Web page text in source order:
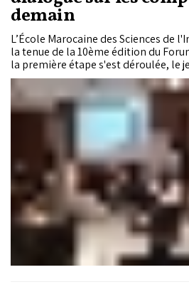
demain
L’École Marocaine des Sciences de
la tenue de la 10ème édition du
la première étape s'est déroulée, le
Rabat, au Four Seasons Kasr Al Bahr.